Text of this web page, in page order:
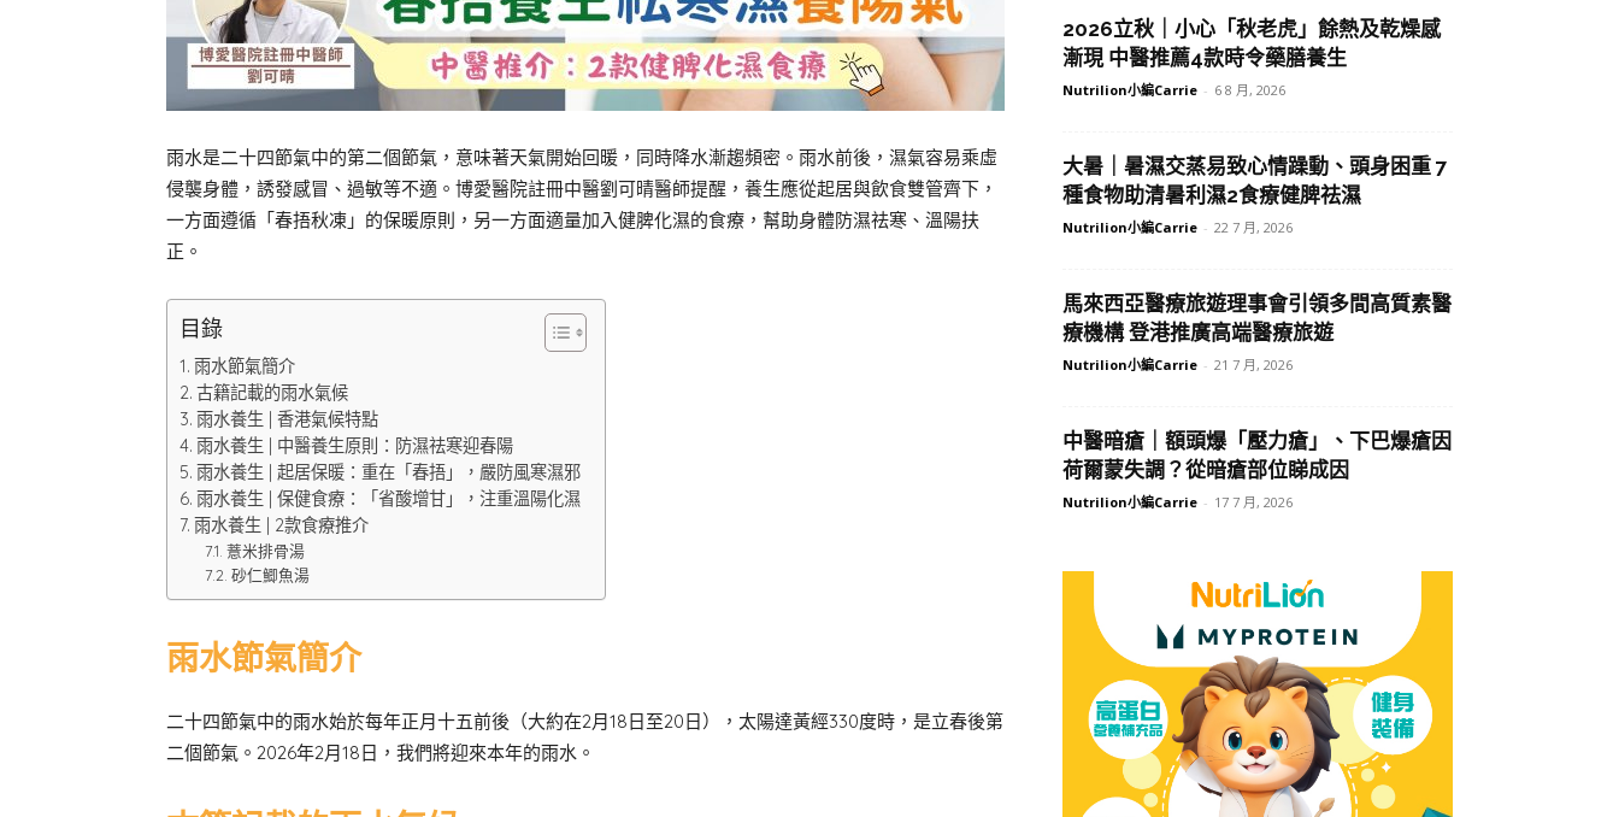
雨水是二十四節氣中的第二個節氣，意味著天氣開始回暖，同時降水漸趨頻密。雨水前後，濕氣容易乘虛
侵襲身體，誘發感冒、過敏等不適。博愛醫院註冊中醫劉可晴醫師提醒，養生應從起居與飲食雙管齊下，
一方面遵循「春捂秋凍」的保暖原則，另一方面適量加入健脾化濕的食療，幫助身體防濕祛寒、溫陽扶
正。
目錄
雨水節氣簡介
古籍記載的雨水氣候
雨水養生 | 香港氣候特點
雨水養生 | 中醫養生原則：防濕祛寒迎春陽
雨水養生 | 起居保暖：重在「春捂」，嚴防風寒濕邪
雨水養生 | 保健食療：「省酸增甘」，注重溫陽化濕
雨水養生 | 2款食療推介
薏米排骨湯
砂仁鯽魚湯
雨水節氣簡介
二十四節氣中的雨水始於每年正月十五前後（大約在2月18日至20日），太陽達黃經330度時，是立春後第
二個節氣。2026年2月18日，我們將迎來本年的雨水。
2026立秋｜小心「秋老虎」餘熱及乾燥感
漸現 中醫推薦4款時令藥膳養生
Nutrilion小編Carrie - 6 8 月, 2026
大暑｜暑濕交蒸易致心情躁動、頭身困重 7
種食物助清暑利濕2食療健脾祛濕
Nutrilion小編Carrie - 22 7 月, 2026
馬來西亞醫療旅遊理事會引領多間高質素醫
療機構 登港推廣高端醫療旅遊
Nutrilion小編Carrie - 21 7 月, 2026
中醫暗瘡｜額頭爆「壓力瘡」、下巴爆瘡因
荷爾蒙失調？從暗瘡部位睇成因
Nutrilion小編Carrie - 17 7 月, 2026